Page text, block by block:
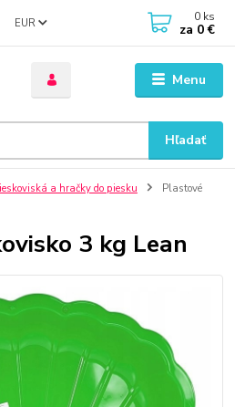
Menu
EUR
Hľadať
0 ks
za 0 €
a hračky do piesku
Plastové
3 kg Lean